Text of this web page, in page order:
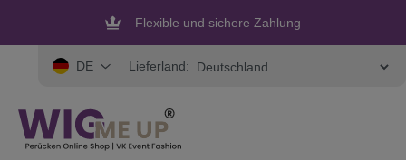
Flexible und sichere Zahlung
DE Lieferland: